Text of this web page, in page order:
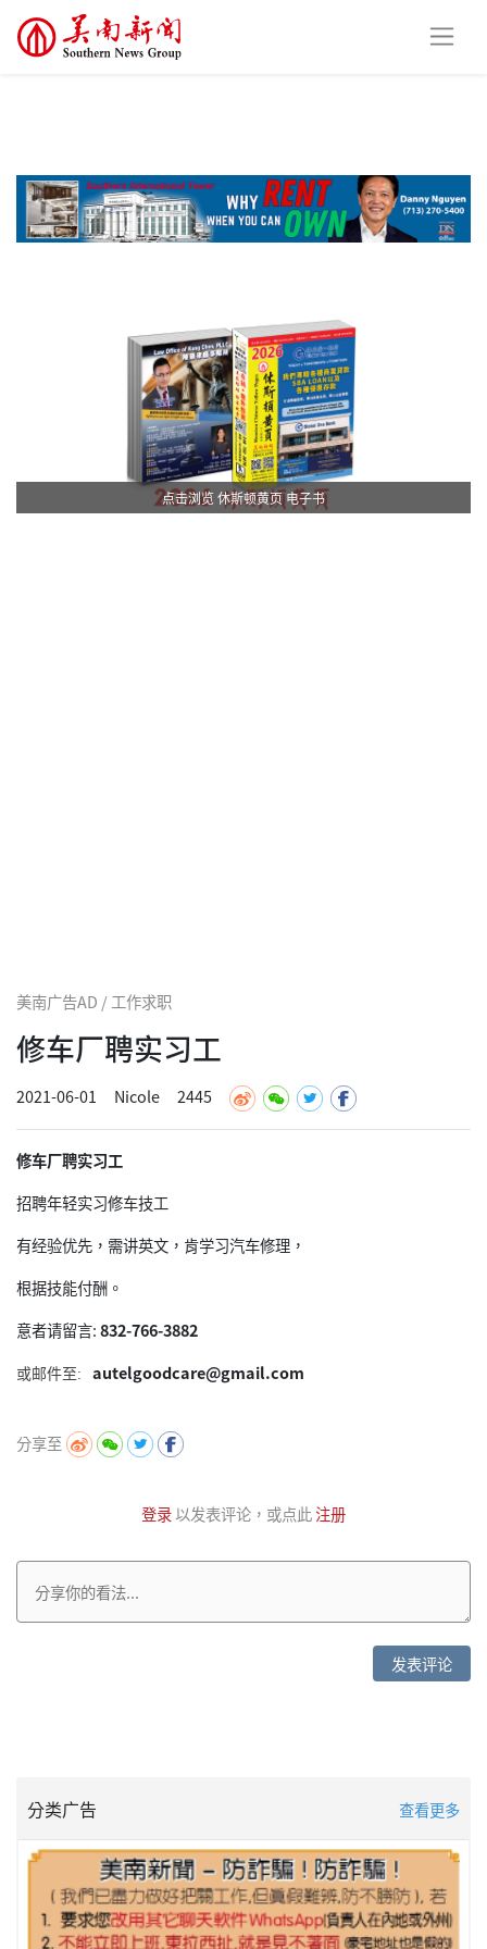
点击浏览 休斯顿黄页 电子书
美南广告AD / 工作求职
修车厂聘实习工
2021-06-01 Nicole 2445
修车厂聘实习工
招聘年轻实习修车技工
有经验优先，需讲英文，肯学习汽车修理，
根据技能付酬。
意者请留言:832-766-3882
或邮件至: autelgoodcare@gmail.com
分享至
登录以发表评论，或点此注册
发表评论
分类广告 查看更多